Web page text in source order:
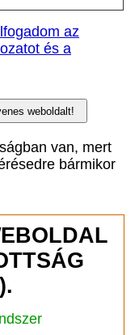
az
és a
van, mert
bármikor